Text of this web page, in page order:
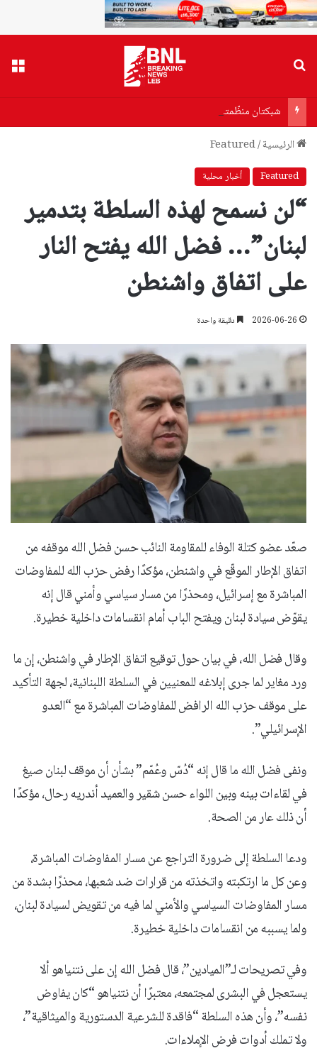
شبكتان منظّمتان للدعارة تنشطان في الحمرا
الرئيسية/
Featured
Featured أخبار محلية
“لن نسمح لهذه السلطة بتدمير
لبنان”… فضل الله يفتح النار
على اتفاق واشنطن
2026-06-26 دقيقة واحدة
صعّد عضو كتلة الوفاء للمقاومة النائب حسن فضل الله موقفه من
اتفاق الإطار الموقّع في واشنطن، مؤكدًا رفض حزب الله للمفاوضات
المباشرة مع إسرائيل، ومحذرًا من مسار سياسي وأمني قال إنه
يقوّض سيادة لبنان ويفتح الباب أمام انقسامات داخلية خطيرة.
وقال فضل الله، في بيان حول توقيع اتفاق الإطار في واشنطن، إن ما
ورد مغاير لما جرى إبلاغه للمعنيين في السلطة اللبنانية، لجهة التأكيد
على موقف حزب الله الرافض للمفاوضات المباشرة مع “العدو
الإسرائيلي”.
ونفى فضل الله ما قال إنه “دُسّ وعُمّم” بشأن أن موقف لبنان صيغ
في لقاءات بينه وبين اللواء حسن شقير والعميد أندريه رحال، مؤكدًا
أن ذلك عار من الصحة.
ودعا السلطة إلى ضرورة التراجع عن مسار المفاوضات المباشرة،
وعن كل ما ارتكبته واتخذته من قرارات ضد شعبها، محذرًا بشدة من
مسار المفاوضات السياسي والأمني لما فيه من تقويض لسيادة لبنان،
ولما يسببه من انقسامات داخلية خطيرة.
وفي تصريحات لـ”الميادين”، قال فضل الله إن على نتنياهو ألا
يستعجل في البشرى لمجتمعه، معتبرًا أن نتنياهو “كان يفاوض
نفسه”، وأن هذه السلطة “فاقدة للشرعية الدستورية والميثاقية”،
ولا تملك أدوات فرض الإملاءات.